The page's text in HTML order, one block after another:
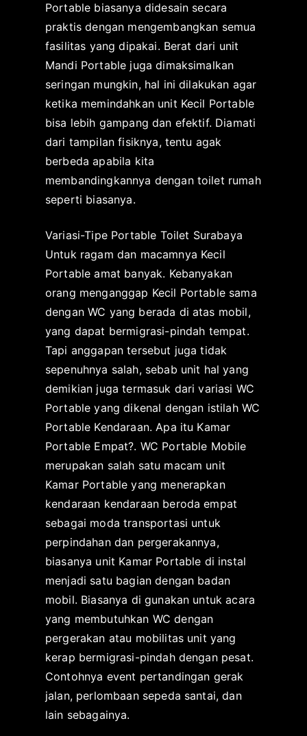
Portable biasanya didesain secara
praktis dengan mengembangkan semua
fasilitas yang dipakai. Berat dari unit
Mandi Portable juga dimaksimalkan
seringan mungkin, hal ini dilakukan agar
ketika memindahkan unit Kecil Portable
bisa lebih gampang dan efektif. Diamati
dari tampilan fisiknya, tentu agak
berbeda apabila kita
membandingkannya dengan toilet rumah
seperti biasanya.
Variasi-Tipe Portable Toilet Surabaya
Untuk ragam dan macamnya Kecil
Portable amat banyak. Kebanyakan
orang menganggap Kecil Portable sama
dengan WC yang berada di atas mobil,
yang dapat bermigrasi-pindah tempat.
Tapi anggapan tersebut juga tidak
sepenuhnya salah, sebab unit hal yang
demikian juga termasuk dari variasi WC
Portable yang dikenal dengan istilah WC
Portable Kendaraan. Apa itu Kamar
Portable Empat?. WC Portable Mobile
merupakan salah satu macam unit
Kamar Portable yang menerapkan
kendaraan kendaraan beroda empat
sebagai moda transportasi untuk
perpindahan dan pergerakannya,
biasanya unit Kamar Portable di instal
menjadi satu bagian dengan badan
mobil. Biasanya di gunakan untuk acara
yang membutuhkan WC dengan
pergerakan atau mobilitas unit yang
kerap bermigrasi-pindah dengan pesat.
Contohnya event pertandingan gerak
jalan, perlombaan sepeda santai, dan
lain sebagainya.